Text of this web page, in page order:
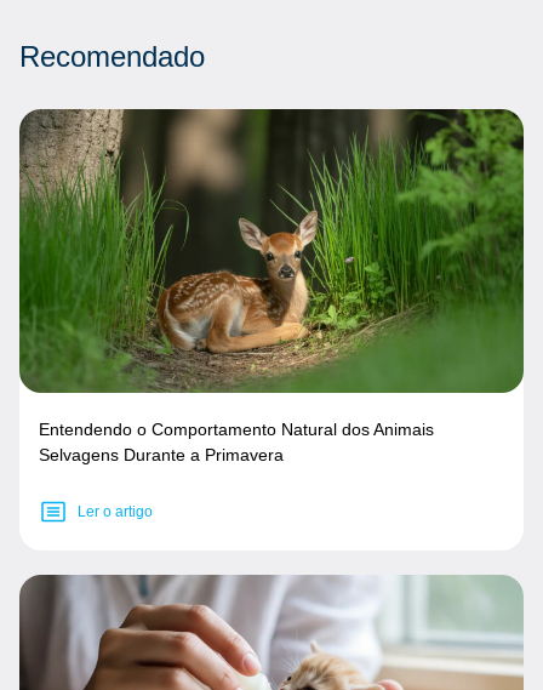
Recomendado
Entendendo o Comportamento Natural dos Animais
Selvagens Durante a Primavera
Ler o artigo